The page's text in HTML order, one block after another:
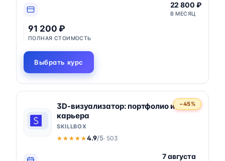
22 800 ₽
В МЕСЯЦ
91 200 ₽
ПОЛНАЯ СТОИМОСТЬ
Выбрать курс
−45%
3D-визуализатор: портфолио и
карьера
SKILLBOX
★★★★★
★★★★★4.9/5· 503
7 августа